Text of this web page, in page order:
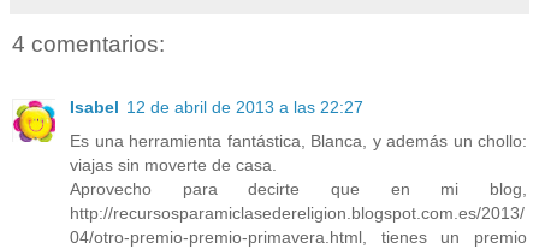
4 comentarios:
Isabel 12 de abril de 2013 a las 22:27
Es una herramienta fantástica, Blanca, y además un chollo:
viajas sin moverte de casa.
Aprovecho para decirte que en mi blog,
http://recursosparamiclasedereligion.blogspot.com.es/2013/
04/otro-premio-premio-primavera.html, tienes un premio